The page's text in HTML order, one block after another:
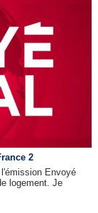
2
Envoyé
logement. Je